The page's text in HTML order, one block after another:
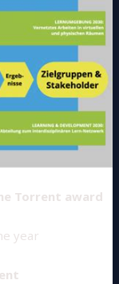
Torrent award
year